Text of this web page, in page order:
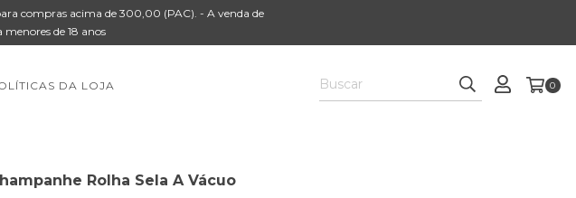
compras acima de 300,00 (PAC). - A venda de
de 18 anos
DA LOJA 0
Rolha Sela A Vácuo